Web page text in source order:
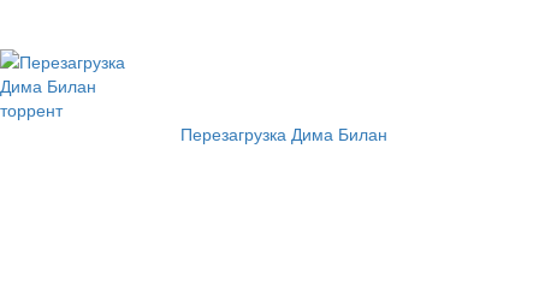
Перезагрузка Дима Билан